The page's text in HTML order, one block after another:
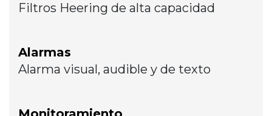
Filtros Heering de alta capacidad
Alarmas
Alarma visual, audible y de texto